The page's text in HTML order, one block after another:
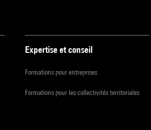
Expertise et conseil
Formations pour entreprises
Formations pour les collectivités territoriales